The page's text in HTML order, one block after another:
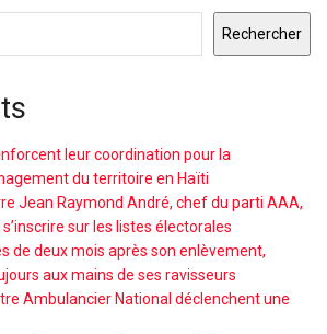
Rechercher
leur coordination pour la
du territoire en Haïti
Jean Raymond André, chef du parti AAA,
sur les listes électorales
de deux mois après son enlèvement,
aux mains de ses ravisseurs
Ambulancier National déclenchent une